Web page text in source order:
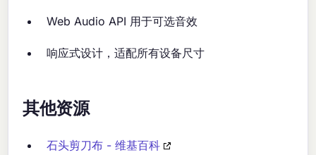
Web Audio API 用于可选音效
响应式设计，适配所有设备尺寸
其他资源
石头剪刀布 - 维基百科